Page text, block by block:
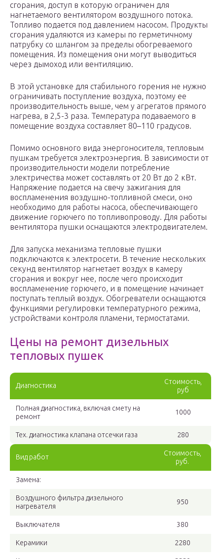
сгорания, доступ в которую ограничен для
нагнетаемого вентилятором воздушного потока.
Топливо подается под давлением насосом. Продукты
сгорания удаляются из камеры по герметичному
патрубку со шлангом за пределы обогреваемого
помещения. Из помещения они могут выводиться
через дымоход или вентиляцию.
В этой установке для стабильного горения не нужно
ограничивать поступление воздуха, поэтому ее
производительность выше, чем у агрегатов прямого
нагрева, в 2,5-3 раза. Температура подаваемого в
помещение воздуха составляет 80–110 градусов.
Помимо основного вида энергоносителя, тепловым
пушкам требуется электроэнергия. В зависимости от
производительности модели потребление
электричества может составлять от 20 Вт до 2 кВт.
Напряжение подается на свечу зажигания для
воспламенения воздушно-топливной смеси, оно
необходимо для работы насоса, обеспечивающего
движение горючего по топливопроводу. Для работы
вентилятора пушки оснащаются электродвигателем.
Для запуска механизма тепловые пушки
подключаются к электросети. В течение нескольких
секунд вентилятор нагнетает воздух в камеру
сгорания и вокруг нее, после чего происходит
воспламенение горючего, и в помещение начинает
поступать теплый воздух. Обогреватели оснащаются
функциями регулировки температурного режима,
устройствами контроля пламени, термостатами.
Цены на ремонт дизельных
тепловых пушек
Диагностика
Стоимость,
руб
Полная диагностика, включая смету на
ремонт
1000
Тех. диагностика клапана отсечки газа 280
Вид работ
Стоимость,
руб.
Замена:
Воздушного фильтра дизельного
нагревателя
950
Выключателя 380
Керамики 2280